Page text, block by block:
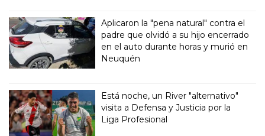
Aplicaron la "pena natural" contra el
padre que olvidó a su hijo encerrado
en el auto durante horas y murió en
Neuquén
Está noche, un River "alternativo"
visita a Defensa y Justicia por la
Liga Profesional